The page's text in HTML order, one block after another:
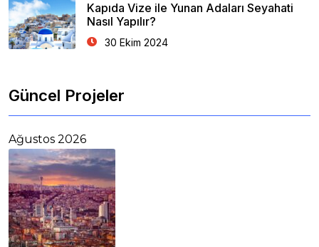
Kapıda Vize ile Yunan Adaları Seyahati
Nasıl Yapılır?
30 Ekim 2024
Güncel Projeler
Ağustos 2026